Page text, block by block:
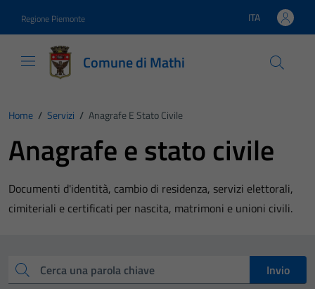
Regione Piemonte Lingua attiva:
ITA
Comune di Mathi
Home / Servizi / Anagrafe E Stato Civile
Anagrafe e stato civile
Documenti d'identità, cambio di residenza, servizi elettorali,
cimiteriali e certificati per nascita, matrimoni e unioni civili.
Cerca una parola chiave
Invio